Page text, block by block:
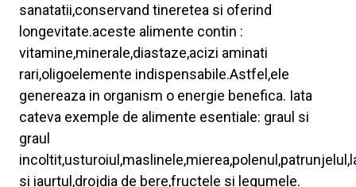
sanatatii,conservand tineretea si oferind
longevitate.aceste alimente contin :
vitamine,minerale,diastaze,acizi aminati
rari,oligoelemente indispensabile.Astfel,ele
genereaza in organism o energie benefica. Iata
cateva exemple de alimente esentiale: graul si
graul
si iaurtul,drojdia de bere,fructele si legumele.